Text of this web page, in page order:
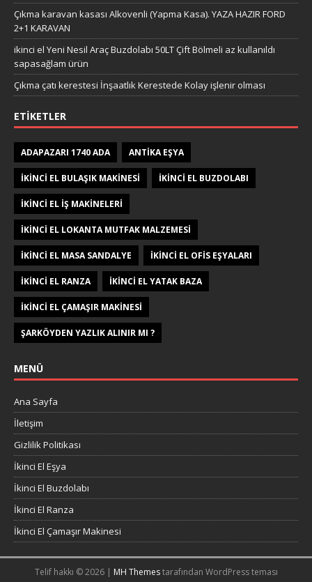
Çıkma karavan kasası Alkovenli (Yapma Kasa). YAZA HAZIR FORD
2+1 KARAVAN
ikinci el Yeni Nesil Araç Buzdolabı 50LT Çift Bölmeli az kullanıldı
sapasağlam ürün
Çıkma çatı kerestesi İnşaatlık Kerestede​​ Kolay işlenir olması
ETIKETLER
ADAPAZARI 1740 ADA ANTIKA EŞYA
IKINCI EL BULAŞIK MAKINESI IKINCI EL BUZDOLABI
IKINCI EL IŞ MAKINELERI
IKINCI EL LOKANTA MUTFAK MALZEMESI
IKINCI EL MASA SANDALYE IKINCI EL OFIS EŞYALARI
IKINCI EL RANZA IKINCI EL YATAK BAZA
IKINCI EL ÇAMAŞIR MAKINESI
ŞARKÖYDEN YAZLIK ALINIR MI ?
MENÜ
Ana Sayfa
İletişim
Gizlilik Politikası
İkinci El Eşya
İkinci El Buzdolabı
İkinci El Ranza
İkinci El Çamaşır Makinesi
Telif hakkı © 2026 | MH Themestarafından WordPress teması